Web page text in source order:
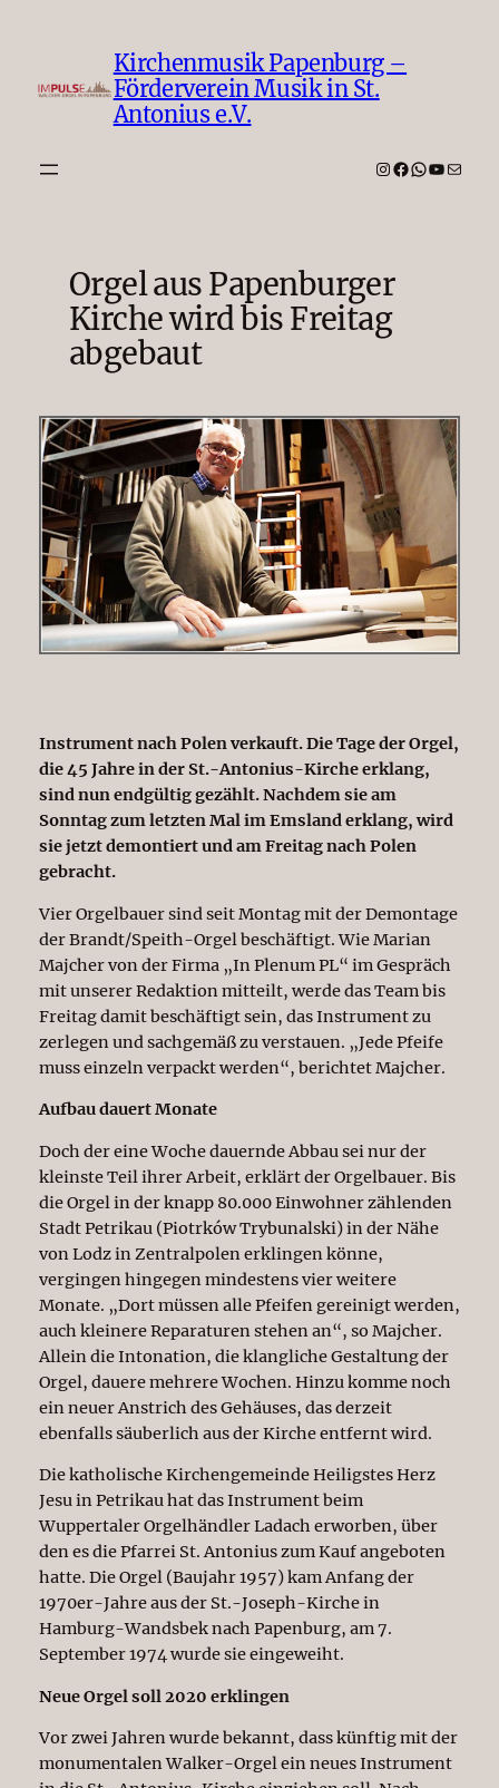
Kirchenmusik Papenburg –
Förderverein Musik in St.
Antonius e.V.
Instagram
Facebook
WhatsApp
E-Mail
Orgel aus Papenburger
Kirche wird bis Freitag
abgebaut
Instrument nach Polen verkauft. Die Tage der Orgel,
die 45 Jahre in der St.-Antonius-Kirche erklang,
sind nun endgültig gezählt. Nachdem sie am
Sonntag zum letzten Mal im Emsland erklang, wird
sie jetzt demontiert und am Freitag nach Polen
gebracht.
Vier Orgelbauer sind seit Montag mit der Demontage
der Brandt/Speith-Orgel beschäftigt. Wie Marian
Majcher von der Firma „In Plenum PL“ im Gespräch
mit unserer Redaktion mitteilt, werde das Team bis
Freitag damit beschäftigt sein, das Instrument zu
zerlegen und sachgemäß zu verstauen. „Jede Pfeife
muss einzeln verpackt werden“, berichtet Majcher.
Aufbau dauert Monate
Doch der eine Woche dauernde Abbau sei nur der
kleinste Teil ihrer Arbeit, erklärt der Orgelbauer. Bis
die Orgel in der knapp 80.000 Einwohner zählenden
Stadt Petrikau (Piotrków Trybunalski) in der Nähe
von Lodz in Zentralpolen erklingen könne,
vergingen hingegen mindestens vier weitere
Monate. „Dort müssen alle Pfeifen gereinigt werden,
auch kleinere Reparaturen stehen an“, so Majcher.
Allein die Intonation, die klangliche Gestaltung der
Orgel, dauere mehrere Wochen. Hinzu komme noch
ein neuer Anstrich des Gehäuses, das derzeit
ebenfalls säuberlich aus der Kirche entfernt wird.
Die katholische Kirchengemeinde Heiligstes Herz
Jesu in Petrikau hat das Instrument beim
Wuppertaler Orgelhändler Ladach erworben, über
den es die Pfarrei St. Antonius zum Kauf angeboten
hatte. Die Orgel (Baujahr 1957) kam Anfang der
1970er-Jahre aus der St.-Joseph-Kirche in
Hamburg-Wandsbek nach Papenburg, am 7.
September 1974 wurde sie eingeweiht.
Neue Orgel soll 2020 erklingen
Vor zwei Jahren wurde bekannt, dass künftig mit der
monumentalen Walker-Orgel ein neues Instrument